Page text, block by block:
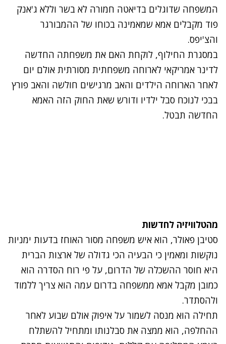
המשפחה שדוגלים בדיאטה חמורה לא בשר וללא ג'אנק
פוד מקבלים אמא שמאמינה בכוחו של ההמבורגר
והצ'יפס.
במסגרת החילוף, לוקחת האם את משפחתה החדשה
לדינר אמריקאי לארוחה משפחתית מסורתית אולם יום
לאחר הארוחה הילדים והאב מרגישים חולשה והאב פורץ
בבכי לנוכח סבל ילדיו ודורש שאת החוק הזה האמא
החדשה תבטל.
מהטלוויזיה לחדשות
סטיבן פאולר, הוא איש משפחה מסור האוחז בדעות ימניות
נוקשות ומאמין כי הבעיה הכי גדולה של ארצות הברית
היא חוסר ההשכלה של הדרום, על פי רוח הסדרה הוא
כמובן מקבל אמא ממשפחה בדרום עמה הוא צריך ללמוד
ולהסתדר.
תחילה הוא מנסה לשמור על איפוק אולם שבוע לאחר
ההחלפה, הוא ממצה את סבלנותו ומתחיל להשתלח